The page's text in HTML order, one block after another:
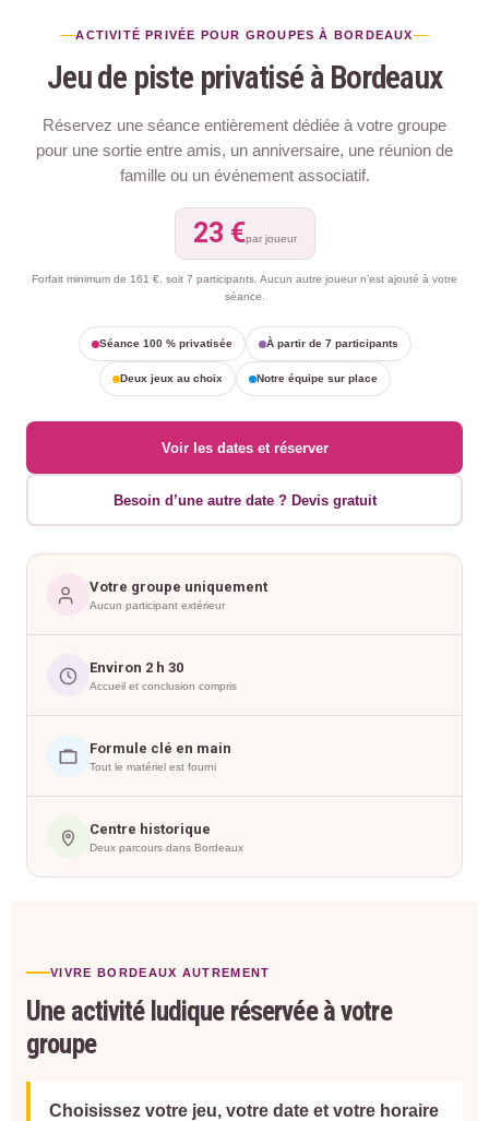
ACTIVITÉ PRIVÉE POUR GROUPES À BORDEAUX
Jeu de piste privatisé à Bordeaux
Réservez une séance entièrement dédiée à votre groupe
pour une sortie entre amis, un anniversaire, une réunion de
famille ou un événement associatif.
23 €par joueur
Forfait minimum de 161 €, soit 7 participants. Aucun autre joueur n’est ajouté à votre
séance.
Séance 100 % privatisée À partir de 7 participants
Deux jeux au choix Notre équipe sur place
Voir les dates et réserver
Besoin d’une autre date ? Devis gratuit
Votre groupe uniquement
Aucun participant extérieur
Environ 2 h 30
Accueil et conclusion compris
Formule clé en main
Tout le matériel est fourni
Centre historique
Deux parcours dans Bordeaux
VIVRE BORDEAUX AUTREMENT
Une activité ludique réservée à votre
groupe
Choisissez votre jeu, votre date et votre horaire